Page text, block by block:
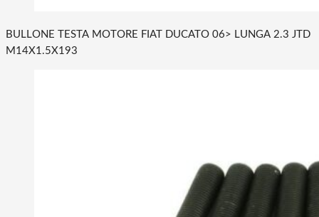
BULLONE TESTA MOTORE FIAT DUCATO 06> LUNGA 2.3 JTD
M14X1.5X193